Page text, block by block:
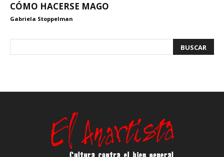
CÓMO HACERSE MAGO
Gabriela Stoppelman